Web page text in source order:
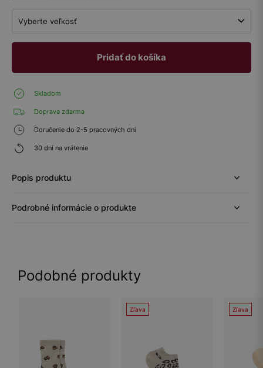
Vyberte veľkosť
Pridať do košíka
Skladom
Doprava zdarma
Doručenie do 2-5 pracovných dní
30 dní na vrátenie
Popis produktu
Podrobné informácie o produkte
Podobné produkty
Zľava Zľava